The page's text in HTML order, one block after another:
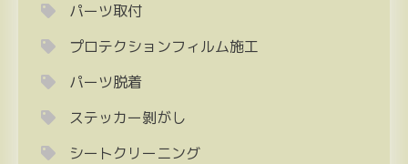
パーツ取付
プロテクションフィルム施工
パーツ脱着
ステッカー剝がし
シートクリーニング